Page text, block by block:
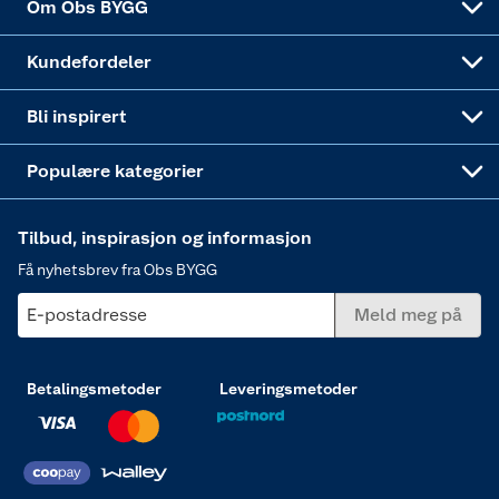
Om Obs BYGG
Kundefordeler
Bli inspirert
Populære kategorier
Tilbud, inspirasjon og informasjon
Få nyhetsbrev fra Obs BYGG
E-postadresse Meld meg på
Betalingsmetoder Leveringsmetoder